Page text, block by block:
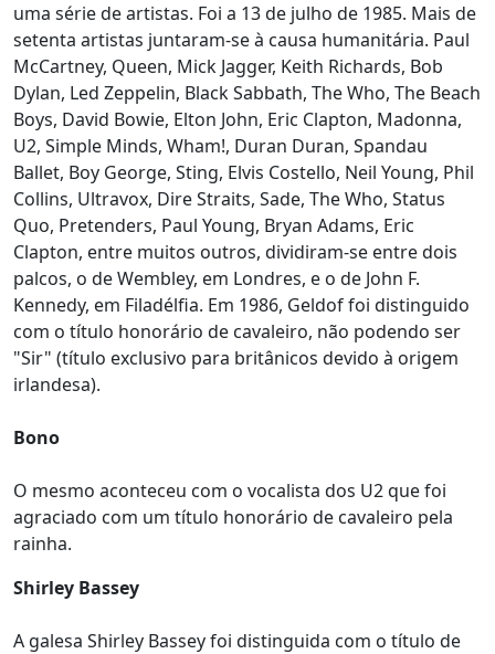
uma série de artistas. Foi a 13 de julho de 1985. Mais de
setenta artistas juntaram-se à causa humanitária. Paul
McCartney, Queen, Mick Jagger, Keith Richards, Bob
Dylan, Led Zeppelin, Black Sabbath, The Who, The Beach
Boys, David Bowie, Elton John, Eric Clapton, Madonna,
U2, Simple Minds, Wham!, Duran Duran, Spandau
Ballet, Boy George, Sting, Elvis Costello, Neil Young, Phil
Collins, Ultravox, Dire Straits, Sade, The Who, Status
Quo, Pretenders, Paul Young, Bryan Adams, Eric
Clapton, entre muitos outros, dividiram-se entre dois
palcos, o de Wembley, em Londres, e o de John F.
Kennedy, em Filadélfia. Em 1986, Geldof foi distinguido
com o título honorário de cavaleiro, não podendo ser
"Sir" (título exclusivo para britânicos devido à origem
irlandesa).
Bono
O mesmo aconteceu com o vocalista dos U2 que foi
agraciado com um título honorário de cavaleiro pela
rainha.
Shirley Bassey
A galesa Shirley Bassey foi distinguida com o título de